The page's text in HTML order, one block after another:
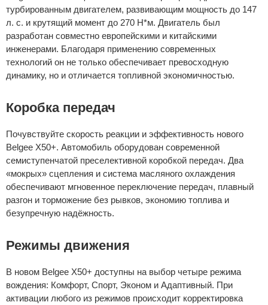
турбированным двигателем, развивающим мощность до 147
л. с. и крутящий момент до 270 Н*м. Двигатель был
разработан совместно европейскими и китайскими
инженерами. Благодаря применению современных
технологий он не только обеспечивает превосходную
динамику, но и отличается топливной экономичностью.
Коробка передач
Почувствуйте скорость реакции и эффективность нового
Belgee Х50+. Автомобиль оборудован современной
семиступенчатой преселективной коробкой передач. Два
«мокрых» сцепления и система масляного охлаждения
обеспечивают мгновенное переключение передач, плавный
разгон и торможение без рывков, экономию топлива и
безупречную надёжность.
Режимы движения
В новом Belgee X50+ доступны на выбор четыре режима
вождения: Комфорт, Спорт, Эконом и Адаптивный. При
активации любого из режимов происходит корректировка